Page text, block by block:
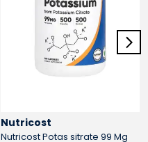
Nutricost
Nutricost Potas sitrate 99 Mg